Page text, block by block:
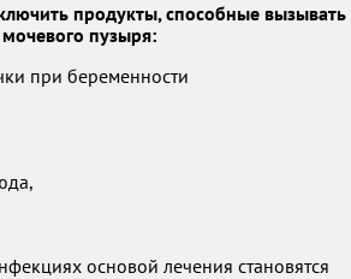
продукты, способные вызывать
пузыря:
основой лечения становятся